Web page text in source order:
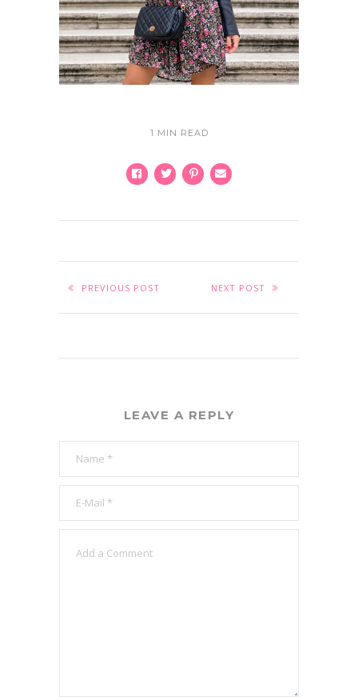
1 MIN READ
PREVIOUS POST NEXT POST
LEAVE A REPLY